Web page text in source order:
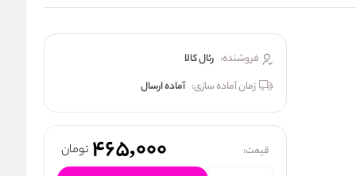
فروشنده: رئال كالا
زمان آماده سازی: آماده ارسال
قیمت: 465,000 تومان